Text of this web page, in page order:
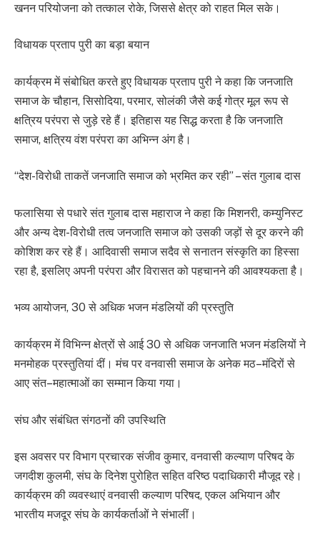
खनन परियोजना को तत्काल रोके, जिससे क्षेत्र को राहत मिल सके।
विधायक प्रताप पुरी का बड़ा बयान
कार्यक्रम में संबोधित करते हुए विधायक प्रताप पुरी ने कहा कि जनजाति
समाज के चौहान, सिसोदिया, परमार, सोलंकी जैसे कई गोत्र मूल रूप से
क्षत्रिय परंपरा से जुड़े रहे हैं। इतिहास यह सिद्ध करता है कि जनजाति
समाज, क्षत्रिय वंश परंपरा का अभिन्न अंग है।
“देश-विरोधी ताकतें जनजाति समाज को भ्रमित कर रही” – संत गुलाब दास
फलासिया से पधारे संत गुलाब दास महाराज ने कहा कि मिशनरी, कम्युनिस्ट
और अन्य देश-विरोधी तत्व जनजाति समाज को उसकी जड़ों से दूर करने की
कोशिश कर रहे हैं। आदिवासी समाज सदैव से सनातन संस्कृति का हिस्सा
रहा है, इसलिए अपनी परंपरा और विरासत को पहचानने की आवश्यकता है।
भव्य आयोजन, 30 से अधिक भजन मंडलियों की प्रस्तुति
कार्यक्रम में विभिन्न क्षेत्रों से आई 30 से अधिक जनजाति भजन मंडलियों ने
मनमोहक प्रस्तुतियां दीं। मंच पर वनवासी समाज के अनेक मठ–मंदिरों से
आए संत–महात्माओं का सम्मान किया गया।
संघ और संबंधित संगठनों की उपस्थिति
इस अवसर पर विभाग प्रचारक संजीव कुमार, वनवासी कल्याण परिषद के
जगदीश कुलमी, संघ के दिनेश पुरोहित सहित वरिष्ठ पदाधिकारी मौजूद रहे।
कार्यक्रम की व्यवस्थाएं वनवासी कल्याण परिषद, एकल अभियान और
भारतीय मजदूर संघ के कार्यकर्ताओं ने संभालीं।